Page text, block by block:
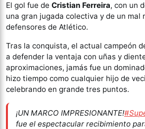
El gol fue de Cristian Ferreira, con un
una gran jugada colectiva y de un mal
defensores de Atlético.
Tras la conquista, el actual campeón
a defender la ventaja con uñas y
aproximaciones, jamás fue un
hizo tiempo como cualquier hijo de
celebrando en grande tres puntos.
¡UN MARCO IMPRESIONANTE!
fue el espectacular recibimiento